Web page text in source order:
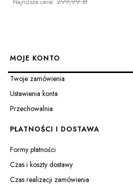
Najniższa cena:ZOBACZ PRODUKT
Linki w stopce
MOJE KONTO
Twoje zamówienia
Ustawienia konta
Przechowalnia
PŁATNOŚCI I DOSTAWA
Formy płatności
Czas i koszty dostawy
Czas realizacji zamówienia